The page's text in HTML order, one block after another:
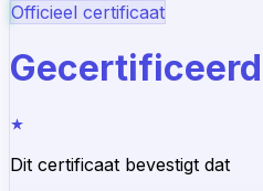
Officieel certificaat
Dit certificaat bevestigt dat